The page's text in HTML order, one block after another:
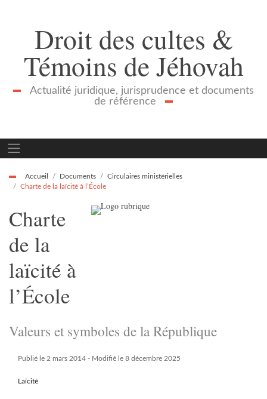
Droit des cultes &
Témoins de Jéhovah
Actualité juridique, jurisprudence et documents
de référence
Accueil Documents
Circulaires ministérielles
Charte de la laïcité à l’École
Charte
de la
laïcité à
l’École
Valeurs et symboles de la République
Publié le 2 mars 2014- Modifié le 8 décembre 2025
Laïcité